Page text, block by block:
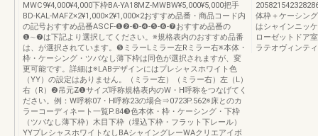
MWC9¥4,000¥4,000下枠BA-YA18MZ-MWBW¥5,000¥5,000把手
BD-KAL-MAFZ×2¥1,000×2¥1,000×2おすすめ品番・商品コード内
の記号おすすめ品番ASCF-❶❷-❸-❹-❺-❻-❼おすすめ品番の
❶∼❼は下記より選択してください。※規格表内のおすすめ品番
は、が選択されています。❺ミラーLミラー左Rミラー右※本体・
枠・ケーシング・ツバなし薄下枠は同色が選択されますが、変
更可能です。詳細は※LABデザインにはプレシャスホワイト色
（YY）の設定はありません。（ミラー左）（ミラー右）左（L）
右（R）❷吊元Z̶❶サイズ呼称規格表内のW・H呼称をつなげてく
ださい。例：W呼称07・H呼称23の場合⇒0723P.562※床とのカ
ラーコーディネート一覧P.84❸色本体・枠・ケーシング・下枠
（ツバなし薄下枠）木目下枠（埋込下枠・フラット下レール）
YYプレシャスホワイトなしBAシャイングレーWAクリエアイボ
体枠＋ケーシン
はシャインニッ
ローゼットドア
ラテオヴィンテ